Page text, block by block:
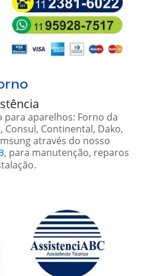
para aparelhos: Forno da
Consul, Continental, Dako,
através do nosso
, para manutenção, reparos